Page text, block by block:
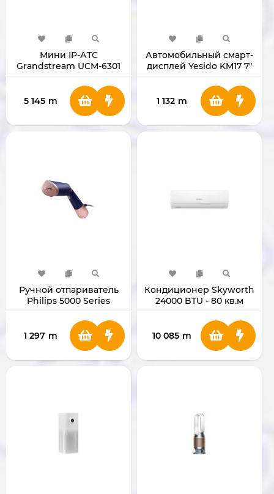
Мини IP-АТС
Grandstream UCM-6301
5 145 m
Автомобильный смарт-
дисплей Yesido KM17 7"
1 132 m
Ручной отпариватель
Philips 5000 Series
1 297 m
Кондиционер Skyworth
24000 BTU - 80 кв.м
10 085 m